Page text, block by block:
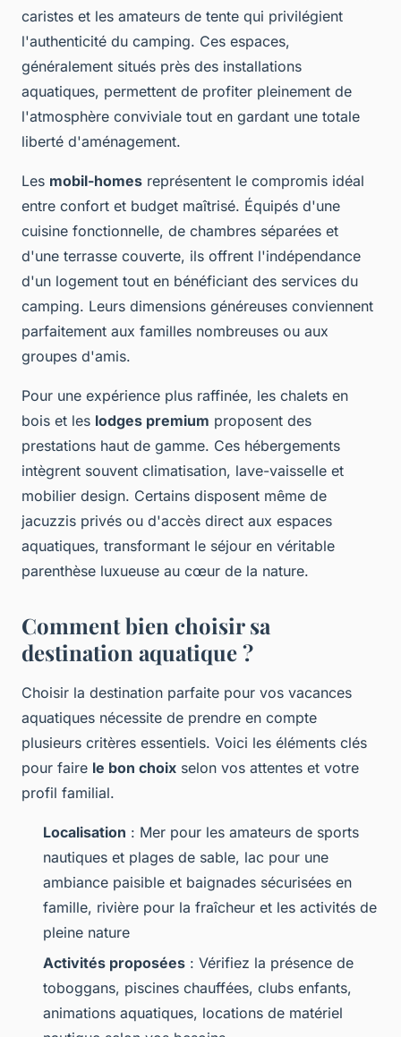
caristes et les amateurs de tente qui privilégient
l'authenticité du camping. Ces espaces,
généralement situés près des installations
aquatiques, permettent de profiter pleinement de
l'atmosphère conviviale tout en gardant une totale
liberté d'aménagement.
Les mobil-homes représentent le compromis idéal
entre confort et budget maîtrisé. Équipés d'une
cuisine fonctionnelle, de chambres séparées et
d'une terrasse couverte, ils offrent l'indépendance
d'un logement tout en bénéficiant des services du
camping. Leurs dimensions généreuses conviennent
parfaitement aux familles nombreuses ou aux
groupes d'amis.
Pour une expérience plus raffinée, les chalets en
bois et les lodges premium proposent des
prestations haut de gamme. Ces hébergements
intègrent souvent climatisation, lave-vaisselle et
mobilier design. Certains disposent même de
jacuzzis privés ou d'accès direct aux espaces
aquatiques, transformant le séjour en véritable
parenthèse luxueuse au cœur de la nature.
Comment bien choisir sa
destination aquatique ?
Choisir la destination parfaite pour vos vacances
aquatiques nécessite de prendre en compte
plusieurs critères essentiels. Voici les éléments clés
pour faire le bon choix selon vos attentes et votre
profil familial.
Localisation : Mer pour les amateurs de sports
nautiques et plages de sable, lac pour une
ambiance paisible et baignades sécurisées en
famille, rivière pour la fraîcheur et les activités de
pleine nature
Activités proposées : Vérifiez la présence de
toboggans, piscines chauffées, clubs enfants,
animations aquatiques, locations de matériel